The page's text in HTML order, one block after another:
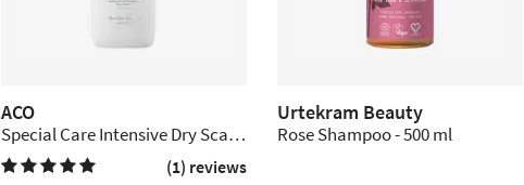
ACO
Special Care Intensive Dry Scalp
Treatment uten parfyme - 150
ml
 (1) reviews
Urtekram Beauty
Rose Shampoo - 500 ml